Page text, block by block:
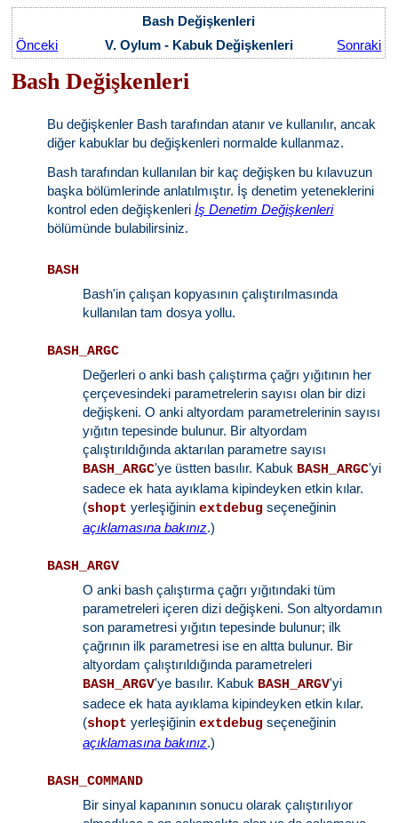
Bash Değişkenleri
Önceki
V. Oylum - Kabuk Değişkenleri Sonraki
Bash Değişkenleri
Bu değişkenler Bash tarafından atanır ve kullanılır, ancak
diğer kabuklar bu değişkenleri normalde kullanmaz.
Bash tarafından kullanılan bir kaç değişken bu kılavuzun
başka bölümlerinde anlatılmıştır. İş denetim yeteneklerini
kontrol eden değişkenleriİş Denetim Değişkenleri
bölümünde bulabilirsiniz.
BASH
Bash'in çalışan kopyasının çalıştırılmasında
kullanılan tam dosya yollu.
BASH_ARGC
Değerleri o anki bash çalıştırma çağrı yığıtının her
çerçevesindeki parametrelerin sayısı olan bir dizi
değişkeni. O anki altyordam parametrelerinin sayısı
yığıtın tepesinde bulunur. Bir altyordam
çalıştırıldığında aktarılan parametre sayısı
BASH_ARGC'ye üstten basılır. Kabuk BASH_ARGC'yi
sadece ek hata ayıklama kipindeyken etkin kılar.
(shopt yerleşiğininextdebug seçeneğinin
açıklamasına bakınız.)
BASH_ARGV
O anki bash çalıştırma çağrı yığıtındaki tüm
parametreleri içeren dizi değişkeni. Son altyordamın
son parametresi yığıtın tepesinde bulunur; ilk
çağrının ilk parametresi ise en altta bulunur. Bir
altyordam çalıştırıldığında parametreleri
BASH_ARGV'ye basılır. Kabuk BASH_ARGV'yi
sadece ek hata ayıklama kipindeyken etkin kılar.
(shopt yerleşiğininextdebug seçeneğinin
açıklamasına bakınız.)
BASH_COMMAND
Bir sinyal kapanının sonucu olarak çalıştırılıyor